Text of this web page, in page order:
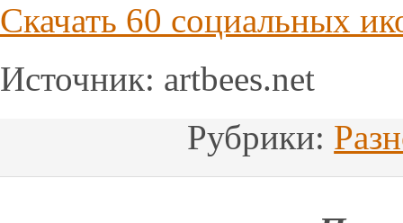
Скачать 60 социальных
Источник: artbees.net
Рубрики: